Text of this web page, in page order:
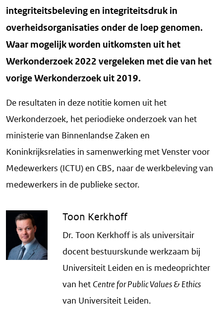
integriteitsbeleving en integriteitsdruk in
overheidsorganisaties onder de loep genomen.
Waar mogelijk worden uitkomsten uit het
Werkonderzoek 2022 vergeleken met die van het
vorige Werkonderzoek uit 2019.
De resultaten in deze notitie komen uit het
Werkonderzoek, het periodieke onderzoek van het
ministerie van Binnenlandse Zaken en
Koninkrijksrelaties in samenwerking met Venster voor
Medewerkers (ICTU) en CBS, naar de werkbeleving van
medewerkers in de publieke sector.
Toon Kerkhoff
Dr. Toon Kerkhoff is als universitair
docent bestuurskunde werkzaam bij
Universiteit Leiden en is medeoprichter
van het Centre for Public Values & Ethics
van Universiteit Leiden.